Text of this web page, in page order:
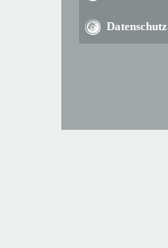
Datenschutz